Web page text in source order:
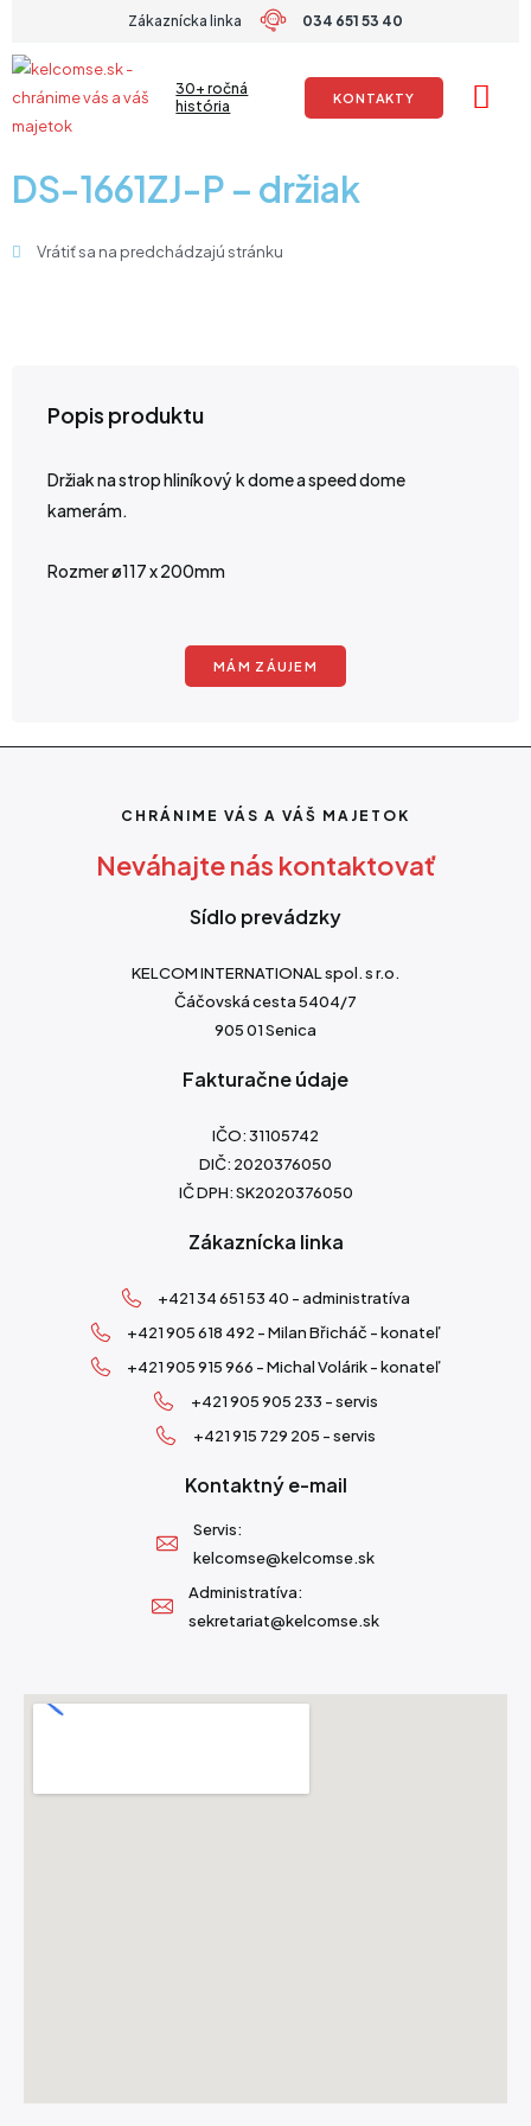
obsah
Zákaznícka linka 034 651 53 40
30+ ročná
história
KONTAKTY
DS-1661ZJ-P – držiak
Vrátiť sa na predchádzajú stránku
Popis produktu
Držiak na strop hliníkový k dome a speed dome
kamerám.
Rozmer ø117 x 200mm
MÁM ZÁUJEM
CHRÁNIME VÁS A VÁŠ MAJETOK
Neváhajte nás kontaktovať
Sídlo prevádzky
KELCOM INTERNATIONAL spol. s r.o.
Čáčovská cesta 5404/7
905 01 Senica
Fakturačne údaje
IČO: 31105742
DIČ: 2020376050
IČ DPH: SK2020376050
Zákaznícka linka
+421 34 651 53 40 - administratíva
+421 905 618 492 - Milan Břicháč - konateľ
+421 905 915 966 - Michal Volárik - konateľ
+421 905 905 233 - servis
+421 915 729 205 - servis
Kontaktný e-mail
Servis:
kelcomse@kelcomse.sk
Administratíva:
sekretariat@kelcomse.sk